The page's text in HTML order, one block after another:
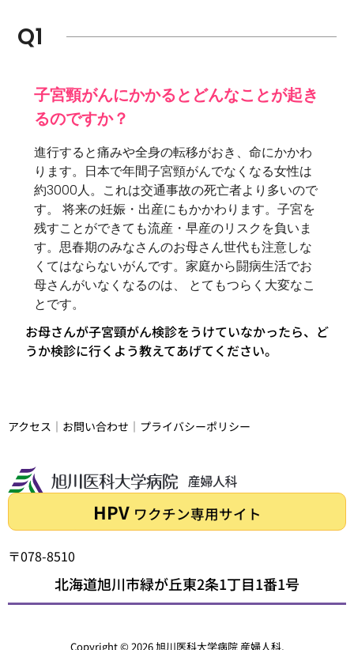
Q1
子宮頸がんにかかるとどんなことが起き
るのですか？
進行すると痛みや全身の転移がおき、命にかかわ
ります。日本で年間子宮頸がんでなくなる女性は
約3000人。これは交通事故の死亡者より多いので
す。 将来の妊娠・出産にもかかわります。子宮を
残すことができても流産・早産のリスクを負いま
す。思春期のみなさんのお母さん世代も注意しな
くてはならないがんです。家庭から闘病生活でお
母さんがいなくなるのは、 とてもつらく大変なこ
とです。
お母さんが子宮頸がん検診をうけていなかったら、ど
うか検診に行くよう教えてあげてください。
アクセス ｜ お問い合わせ ｜ プライバシーポリシー
HPV ワクチン専用サイト
〒078-8510
北海道旭川市緑が丘東2条1丁目1番1号
Copyright © 2026 旭川医科大学病院 産婦人科,